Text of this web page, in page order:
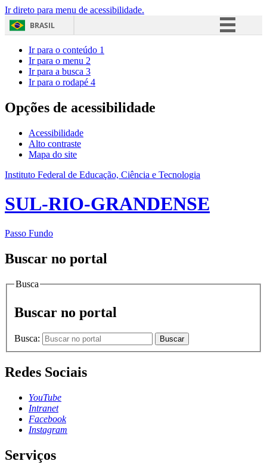
Ir direto para menu de acessibilidade.
BRASIL
Acesso à informação
Ir para o conteúdo 1
Ir para o menu 2
Ir para a busca 3
Ir para o rodapé 4
Opções de acessibilidade
Acessibilidade
Alto contraste
Mapa do site
Instituto Federal de Educação, Ciência e Tecnologia
SUL-RIO-GRANDENSE
Passo Fundo
Buscar no portal
Busca
Buscar no portal
Busca: Buscar
Redes Sociais
YouTube
Intranet
Facebook
Instagram
Serviços